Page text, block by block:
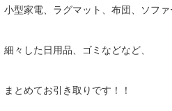
小型家電、ラグマット、布団、ソファ
細々した日用品、ゴミなどなど、
まとめてお引き取りです！！